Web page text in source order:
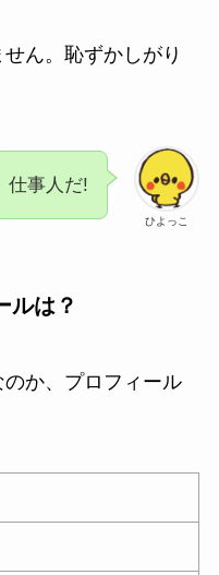
ん。恥ずかしがり
ひよっこ
仕事人だ!
ルは？
か、プロフィール